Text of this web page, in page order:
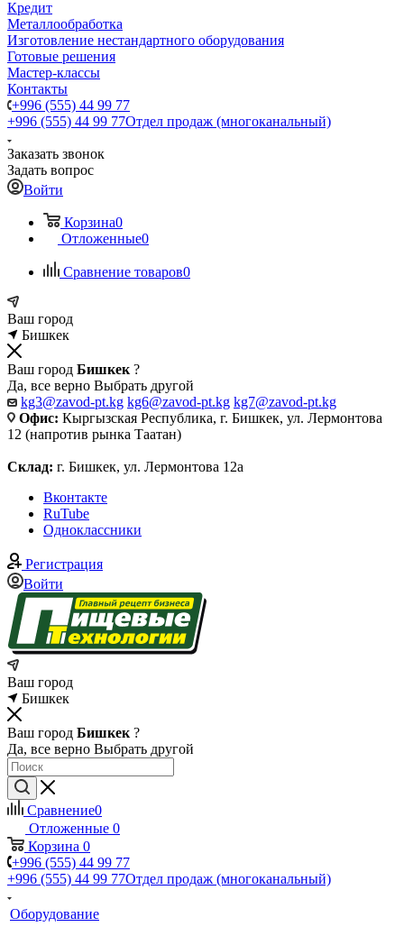
Кредит
Металлообработка
Изготовление нестандартного оборудования
Готовые решения
Мастер-классы
Контакты
+996 (555) 44 99 77
+996 (555) 44 99 77Отдел продаж (многоканальный)
Заказать звонок
Задать вопрос
Войти
Корзина0
Отложенные0
Сравнение товаров0
Ваш город
Бишкек
Ваш город Бишкек ?
Да, все верно Выбрать другой
kg3@zavod-pt.kg kg6@zavod-pt.kg kg7@zavod-pt.kg
Офис: Кыргызская Республика, г. Бишкек, ул. Лермонтова
12 (напротив рынка Таатан)
Склад: г. Бишкек, ул. Лермонтова 12а
Вконтакте
RuTube
Одноклассники
Регистрация
Войти
Ваш город
Бишкек
Ваш город Бишкек ?
Да, все верно Выбрать другой
Сравнение0
Отложенные 0
Корзина 0
+996 (555) 44 99 77
+996 (555) 44 99 77Отдел продаж (многоканальный)
Оборудование